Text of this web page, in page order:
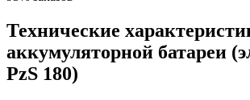
Технические
аккумуляторной батареи
PzS 180)